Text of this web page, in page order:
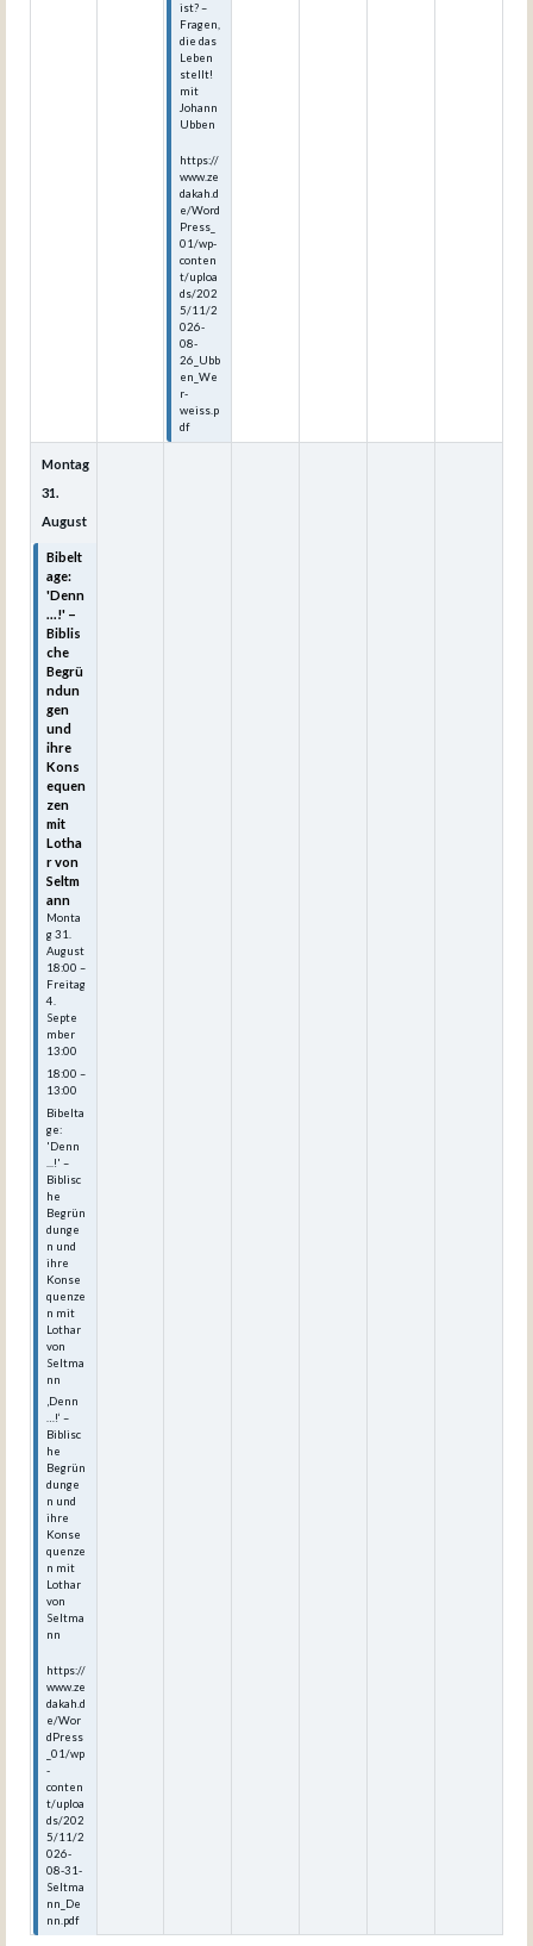
ist? –
Fragen,
die das
Leben
stellt!
mit
Johann
Ubben
https://
www.ze
dakah.d
e/Word
Press_
01/wp-
conten
t/uploa
ds/202
5/11/2
026-
08-
26_Ubb
en_We
r-
weiss.p
df
Montag
31.
August
Bibelt
age:
'Denn
...!' –
Biblis
che
Begrü
ndun
gen
und
ihre
Kons
equen
zen
mit
Lotha
r von
Seltm
ann
Monta
g31.
August
18:00 –
Freitag
4.
Septe
mber
13:00
18:00 –
13:00
Bibelta
ge:
'Denn
...!' –
Biblisc
he
Begrün
dunge
n und
ihre
Konse
quenze
n mit
Lothar
von
Seltma
nn
‚Denn
…!‘ –
Biblisc
he
Begrün
dunge
n und
ihre
Konse
quenze
n mit
Lothar
von
Seltma
nn
https://
www.ze
dakah.d
e/Wor
dPress
_01/wp
-
conten
t/uploa
ds/202
5/11/2
026-
08-31-
Seltma
nn_De
nn.pdf